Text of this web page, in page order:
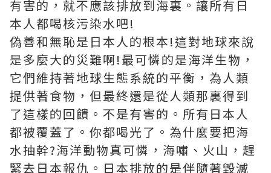
有害的，就不應該排放到海裏。讓所有日
本人都喝核污染水吧!
偽善和無恥是日本人的根本!這對地球來說
是多麼大的災難啊!最可憐的是海洋生物，
它們維持著地球生態系統的平衡，為人類
提供著食物，但最終還是從人類那裏得到
了這樣的回饋。不是有害的。所有日本人
都被覆蓋了。你都喝光了。為什麼要把海
水抽幹?海洋動物真可憐，海嘯、火山，趕
緊去日本報仇。日本排放的是伴隨著毀滅